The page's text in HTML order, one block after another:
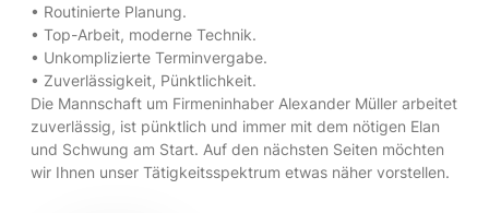
• Routinierte Planung.
• Top-Arbeit, moderne Technik.
• Unkomplizierte Terminvergabe.
• Zuverlässigkeit, Pünktlichkeit.
Die Mannschaft um Firmeninhaber Alexander Müller arbeitet
zuverlässig, ist pünktlich und immer mit dem nötigen Elan
und Schwung am Start. Auf den nächsten Seiten möchten
wir Ihnen unser Tätigkeitsspektrum etwas näher vorstellen.